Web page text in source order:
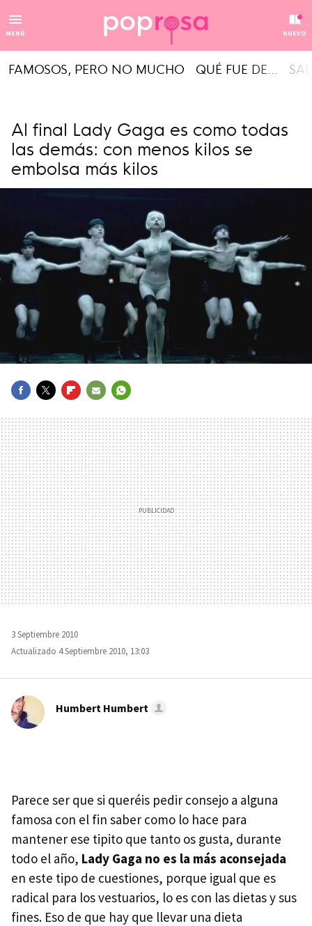
MENÚ NUEVO
FAMOSOS, PERO NO MUCHO QUÉ FUE DE...
Al final Lady Gaga es como todas
las demás: con menos kilos se
embolsa más kilos
MAIL
3 Septiembre 2010
Actualizado 4 Septiembre 2010, 13:03
Humbert Humbert
Parece ser que si queréis pedir consejo a alguna
famosa con el fin saber como lo hace para
mantener ese tipito que tanto os gusta, durante
todo el año, Lady Gaga no es la más aconsejada
en este tipo de cuestiones, porque igual que es
radical para los vestuarios, lo es con las dietas y sus
fines. Eso de que hay que llevar una dieta